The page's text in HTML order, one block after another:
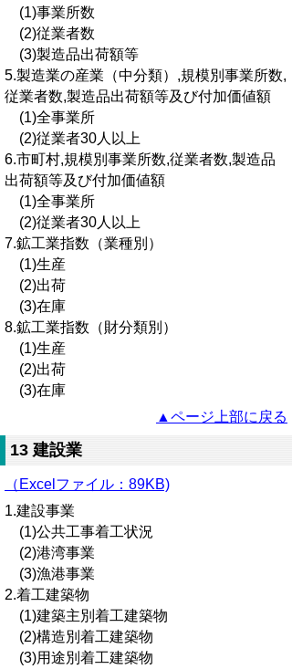
(1)事業所数
(2)従業者数
(3)製造品出荷額等
5.製造業の産業（中分類）,規模別事業所数,
従業者数,製造品出荷額等及び付加価値額
(1)全事業所
(2)従業者30人以上
6.市町村,規模別事業所数,従業者数,製造品
出荷額等及び付加価値額
(1)全事業所
(2)従業者30人以上
7.鉱工業指数（業種別）
(1)生産
(2)出荷
(3)在庫
8.鉱工業指数（財分類別）
(1)生産
(2)出荷
(3)在庫
▲ページ上部に戻る
13 建設業
（Excelファイル：89KB)
1.建設事業
(1)公共工事着工状況
(2)港湾事業
(3)漁港事業
2.着工建築物
(1)建築主別着工建築物
(2)構造別着工建築物
(3)用途別着工建築物